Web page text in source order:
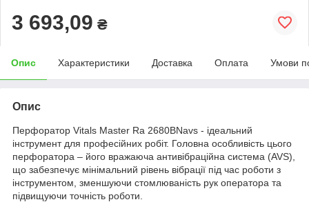
3 693,09 ₴
Опис Характеристики Доставка Оплата Умови
Опис
Перфоратор Vitals Master Ra 2680BNavs - ідеальний
інструмент для професійних робіт. Головна особливість цього
перфоратора – його вражаюча антивібраційна система (AVS),
що забезпечує мінімальний рівень вібрації під час роботи з
інструментом, зменшуючи стомлюваність рук оператора та
підвищуючи точність роботи.